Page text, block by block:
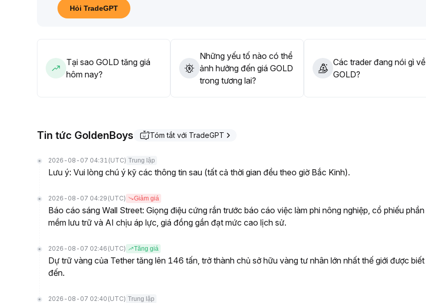
phân bổ tài sản, nên đa dạng hóa vừa phải giữa vàng và các tài sản khan hiếm như Bitcoin để phòng ngừa
thay đổi cơ cấu tiềm ẩn một cách ổn định
Hỏi TradeGPT
Tại sao GOLD tăng giá
hôm nay?
Những yếu tố nào có thể
ảnh hưởng đến giá GOLD
trong tương lai?
Các trader đang nói gì về
GOLD?
Tin tức GoldenBoys Tóm tắt với TradeGPT
2026-08-07 04:31 (UTC) Trung lập
Lưu ý: Vui lòng chú ý kỹ các thông tin sau (tất cả thời gian đều theo giờ Bắc Kinh).
2026-08-07 04:29 (UTC) Giảm giá
Báo cáo sáng Wall Street: Giọng điệu cứng rắn trước báo cáo việc làm phi nông nghiệp, cổ phiếu phần
mềm lưu trữ và AI chịu áp lực, giá đồng gần đạt mức cao lịch sử.
2026-08-07 02:46 (UTC) Tăng giá
Dự trữ vàng của Tether tăng lên 146 tấn, trở thành chủ sở hữu vàng tư nhân lớn nhất thế giới được biết
đến.
2026-08-07 02:40 (UTC) Trung lập